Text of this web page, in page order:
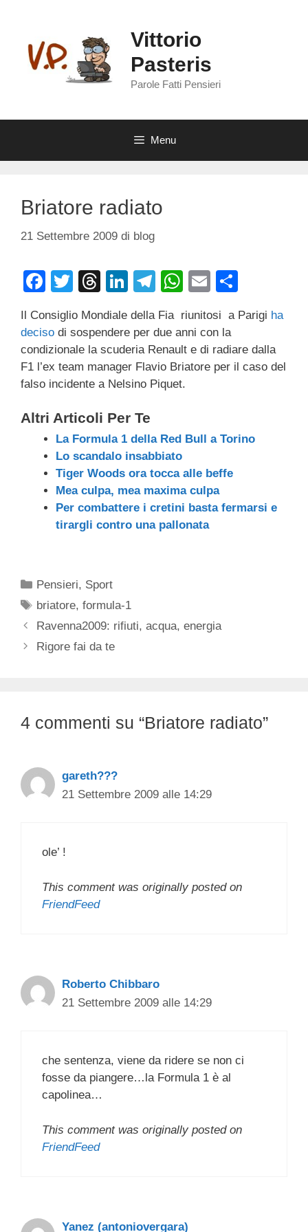
contenuto
Vittorio
Pasteris
Parole Fatti Pensieri
Menu
Briatore radiato
21 Settembre 2009 di blog
F
c
e
b
o
o
k
T
tt
er
T
e
a
d
s
Li
k
e
dI
n
T
e
gr
a
m
W
at
s
A
p
E
ail n
di
vi
Il Consiglio Mondiale della Fia riunitosi a Parigi ha
deciso di sospendere per due anni con la
condizionale la scuderia Renault e di radiare dalla
F1 l’ex team manager Flavio Briatore per il caso del
falso incidente a Nelsino Piquet.
Altri Articoli Per Te
La Formula 1 della Red Bull a Torino
Lo scandalo insabbiato
Tiger Woods ora tocca alle beffe
Mea culpa, mea maxima culpa
Per combattere i cretini basta fermarsi e
tirargli contro una pallonata
Categorie
Pensieri, Sport
Tag
briatore,formula-1
Ravenna2009: rifiuti, acqua, energia
Rigore fai da te
4 commenti su “Briatore radiato”
gareth???
21 Settembre 2009 alle 14:29
ole’ !
This comment was originally posted on
FriendFeed
Roberto Chibbaro
21 Settembre 2009 alle 14:29
che sentenza, viene da ridere se non ci
fosse da piangere…la Formula 1 è al
capolinea…
This comment was originally posted on
FriendFeed
Yanez (antoniovergara)